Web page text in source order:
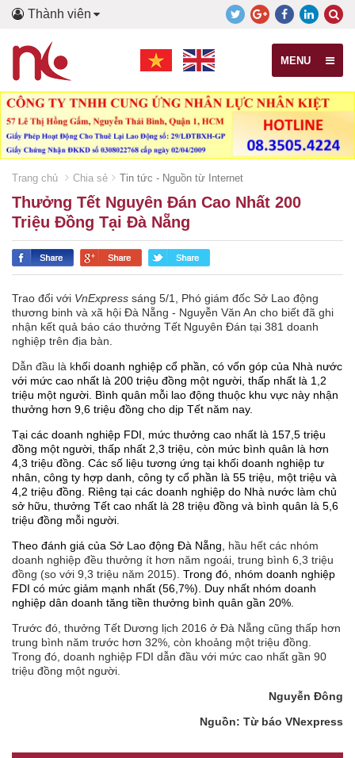
Thành viên
MENU
Trang chủ Chia sẻ Tin tức - Nguồn từ Internet
Thưởng Tết Nguyên Đán Cao Nhất 200
Triệu Đồng Tại Đà Nẵng
Trao đổi với VnExpress sáng 5/1, Phó giám đốc Sở Lao động
thương binh và xã hội Đà Nẵng - Nguyễn Văn An cho biết đã ghi
nhận kết quả báo cáo thưởng Tết Nguyên Đán tại 381 doanh
nghiệp trên địa bàn.
Dẫn đầu là khối doanh nghiệp cổ phần, có vốn góp của Nhà nước
với mức cao nhất là 200 triệu đồng một người, thấp nhất là 1,2
triệu một người. Bình quân mỗi lao động thuộc khu vực này nhận
thưởng hơn 9,6 triệu đồng cho dịp Tết năm nay.
Tại các doanh nghiệp FDI, mức thưởng cao nhất là 157,5 triệu
đồng một người, thấp nhất 2,3 triệu, còn mức bình quân là hơn
4,3 triệu đồng. Các số liệu tương ứng tại khối doanh nghiệp tư
nhân, công ty hợp danh, công ty cổ phần là 55 triệu, một triệu và
4,2 triệu đồng. Riêng tại các doanh nghiệp do Nhà nước làm chủ
sở hữu, thưởng Tết cao nhất là 28 triệu đồng và bình quân là 5,6
triệu đồng mỗi người.
Theo đánh giá của Sở Lao động Đà Nẵng, hầu hết các nhóm
doanh nghiệp đều thưởng ít hơn năm ngoái, trung bình 6,3 triệu
đồng (so với 9,3 triệu năm 2015). Trong đó, nhóm doanh nghiệp
FDI có mức giảm mạnh nhất (56,7%). Duy nhất nhóm doanh
nghiệp dân doanh tăng tiền thưởng bình quân gần 20%.
Trước đó, thưởng Tết Dương lịch 2016 ở Đà Nẵng cũng thấp hơn
trung bình năm trước hơn 32%, còn khoảng một triệu đồng.
Trong đó, doanh nghiệp FDI dẫn đầu với mức cao nhất gần 90
triệu đồng một người.
Nguyễn Đông
Nguồn: Từ báo VNexpress